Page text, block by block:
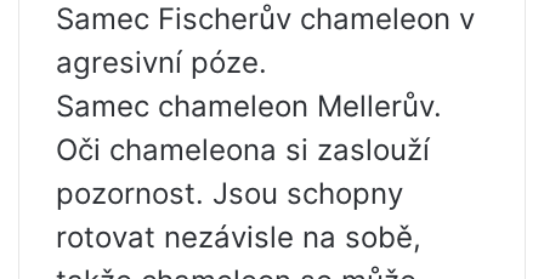
Samec Fischerův chameleon v
agresivní póze.
Samec chameleon Mellerův.
Oči chameleona si zaslouží
pozornost. Jsou schopny
rotovat nezávisle na sobě,